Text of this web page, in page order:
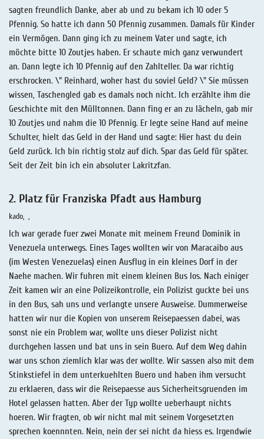
sagten freundlich Danke, aber ab und zu bekam ich 10 oder 5
Pfennig. So hatte ich dann 50 Pfennig zusammen. Damals für Kinder
ein Vermögen. Dann ging ich zu meinem Vater und sagte, ich
möchte bitte 10 Zoutjes haben. Er schaute mich ganz verwundert
an. Dann legte ich 10 Pfennig auf den Zahlteller. Da war richtig
erschrocken. \" Reinhard, woher hast du soviel Geld? \" Sie müssen
wissen, Taschengled gab es damals noch nicht. Ich erzählte ihm die
Geschichte mit den Mülltonnen. Dann fing er an zu lächeln, gab mir
10 Zoutjes und nahm die 10 Pfennig. Er legte seine Hand auf meine
Schulter, hielt das Geld in der Hand und sagte: Hier hast du dein
Geld zurück. Ich bin richtig stolz auf dich. Spar das Geld für später.
Seit der Zeit bin ich ein absoluter Lakritzfan.
2. Platz für Franziska Pfadt aus Hamburg
kado
Ich war gerade fuer zwei Monate mit meinem Freund Dominik in
Venezuela unterwegs. Eines Tages wollten wir von Maracaibo aus
(im Westen Venezuelas) einen Ausflug in ein kleines Dorf in der
Naehe machen. Wir fuhren mit einem kleinen Bus los. Nach einiger
Zeit kamen wir an eine Polizeikontrolle, ein Polizist guckte bei uns
in den Bus, sah uns und verlangte unsere Ausweise. Dummerweise
hatten wir nur die Kopien von unserem Reisepaessen dabei, was
sonst nie ein Problem war, wollte uns dieser Polizist nicht
durchgehen lassen und bat uns in sein Buero. Auf dem Weg dahin
war uns schon ziemlich klar was der wollte. Wir sassen also mit dem
Stinkstiefel in dem unterkuehlten Buero und haben ihm versucht
zu erklaeren, dass wir die Reisepaesse aus Sicherheitsgruenden im
Hotel gelassen hatten. Aber der Typ wollte ueberhaupt nichts
hoeren. Wir fragten, ob wir nicht mal mit seinem Vorgesetzten
sprechen koennnten. Nein, nein der sei nicht da hiess es. Irgendwie